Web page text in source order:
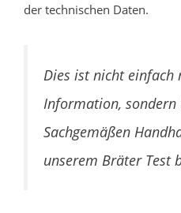
der technischen Daten.
Dies ist nicht einfach
Information,
Sachgemäßen
unserem Bräter Test